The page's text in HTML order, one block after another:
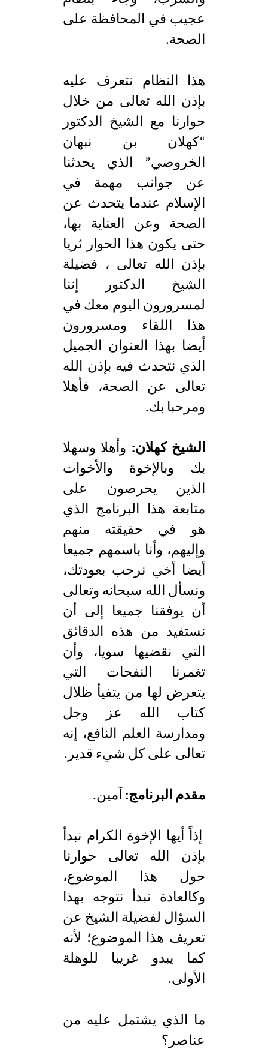
عجيب في المحافظة على
الصحة.
هذا النظام نتعرف عليه
بإذن الله تعالى من خلال
حوارنا مع الشيخ الدكتور
“كهلان بن نبهان
الخروصي” الذي يحدثنا
عن جوانب مهمة في
الإسلام عندما يتحدث عن
الصحة وعن العناية بها،
حتى يكون هذا الحوار ثريا
بإذن الله تعالى ، فضيلة
الشيخ الدكتور إننا
لمسرورون اليوم معك في
هذا اللقاء ومسرورون
أيضا بهذا العنوان الجميل
الذي نتحدث فيه بإذن الله
تعالى عن الصحة، فأهلا
ومرحبا بك.
الشيخ كهلان: وأهلا وسهلا
بك وبالإخوة والأخوات
الذين يحرصون على
متابعة هذا البرنامج الذي
هو في حقيقته منهم
وإليهم، وأنا باسمهم جميعا
أيضا أخي نرحب بعودتك،
ونسأل الله سبحانه وتعالى
أن يوفقنا جميعا إلى أن
نستفيد من هذه الدقائق
التي نقضيها سويا، وأن
تغمرنا النفحات التي
يتعرض لها من يتفيأ ظلال
كتاب الله عز وجل
ومدارسة العلم النافع، إنه
تعالى على كل شيء قدير.
مقدم البرنامج: آمين.
إذاً أيها الإخوة الكرام نبدأ
بإذن الله تعالى حوارنا
حول هذا الموضوع،
وكالعادة نبدأ نتوجه بهذا
السؤال لفضيلة الشيخ عن
تعريف هذا الموضوع؛ لأنه
كما يبدو غريبا للوهلة
الأولى.
ما الذي يشتمل عليه من
عناصر؟